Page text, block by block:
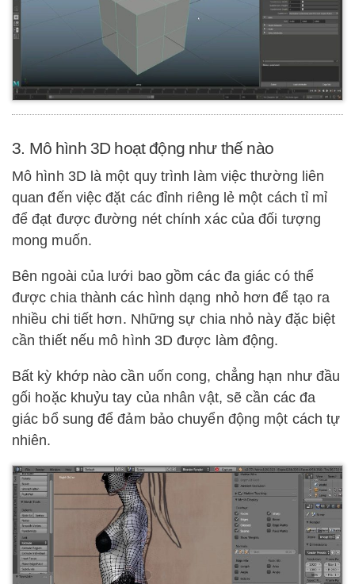
3. Mô hình 3D hoạt động như thế nào
Mô hình 3D là một quy trình làm việc thường liên
quan đến việc đặt các đỉnh riêng lẻ một cách tỉ mỉ
để đạt được đường nét chính xác của đối tượng
mong muốn.
Bên ngoài của lưới bao gồm các đa giác có thể
được chia thành các hình dạng nhỏ hơn để tạo ra
nhiều chi tiết hơn. Những sự chia nhỏ này đặc biệt
cần thiết nếu mô hình 3D được làm động.
Bất kỳ khớp nào cần uốn cong, chẳng hạn như đầu
gối hoặc khuỷu tay của nhân vật, sẽ cần các đa
giác bổ sung để đảm bảo chuyển động một cách tự
nhiên.